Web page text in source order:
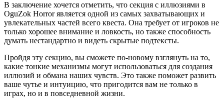
В заключение хочется отметить, что секция с иллюзиями в
OguZok Horror является одной из самых захватывающих и
увлекательных частей всего квеста. Она требует от игроков не
только хорошее внимание и ловкость, но также способность
думать нестандартно и видеть скрытые подтексты.
Пройдя эту секцию, вы сможете по-новому взглянуть на то,
какие тонкие механизмы могут использоваться для создания
иллюзий и обмана наших чувств. Это также поможет развить
ваше чутье и интуицию, что пригодится вам не только в
играх, но и в повседневной жизни.